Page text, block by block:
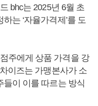
bhc는 2025년 6월 초
는 ‘자율가격제’를 도
주에게 상품 가격을 강
이즈는 가맹본사가 소
들이 이를 따르는 방식